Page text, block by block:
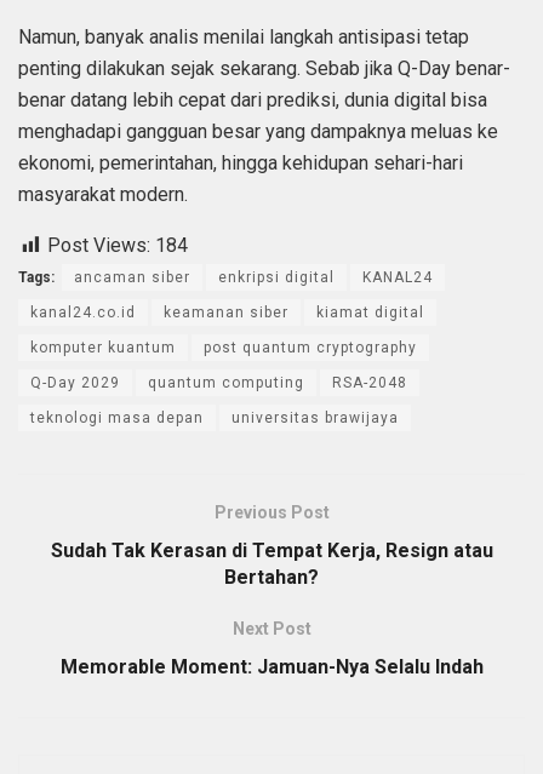
Namun, banyak analis menilai langkah antisipasi tetap
penting dilakukan sejak sekarang. Sebab jika Q-Day benar-
benar datang lebih cepat dari prediksi, dunia digital bisa
menghadapi gangguan besar yang dampaknya meluas ke
ekonomi, pemerintahan, hingga kehidupan sehari-hari
masyarakat modern.
Post Views: 184
Tags: ancaman siber enkripsi digital KANAL24
kanal24.co.id keamanan siber kiamat digital
komputer kuantum post quantum cryptography
Q-Day 2029 quantum computing RSA-2048
teknologi masa depan universitas brawijaya
Previous Post
Sudah Tak Kerasan di Tempat Kerja, Resign atau
Bertahan?
Next Post
Memorable Moment: Jamuan-Nya Selalu Indah